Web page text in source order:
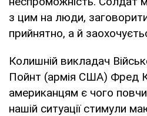
з цим на люди,
прийнятно, а й
Колишній викладач
Пойнт (армія США) Фред
американцям є чого
нашій ситуації стимули